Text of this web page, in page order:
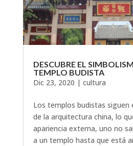
DESCUBRE EL
TEMPLO BUDISTA
Dic 23, 2020 | cultura
Los templos budistas siguen
de la arquitectura china, lo
apariencia externa, uno no
a un templo hasta que está